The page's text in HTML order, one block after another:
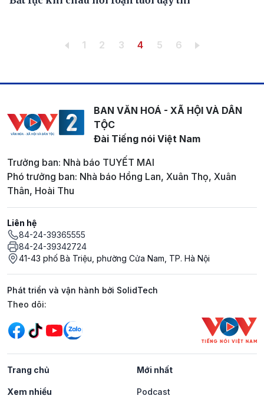
Pagination Trang
1 Trang
2 Trang
3 Trang hiện thời
4 Trang
5 Trang
6
BAN VĂN HOÁ - XÃ HỘI VÀ DÂN
TỘC
Đài Tiếng nói Việt Nam
Trưởng ban: Nhà báo TUYẾT MAI
Phó trưởng ban: Nhà báo Hồng Lan, Xuân Thọ, Xuân
Thân, Hoài Thu
Liên hệ
84-24-39365555
84-24-39342724
41-43 phố Bà Triệu, phường Cửa Nam, TP. Hà Nội
Phát triển và vận hành bởi SolidTech
Mạng xã hội
Theo dõi:
Trang chủ Mới nhất
Xem nhiều Podcast